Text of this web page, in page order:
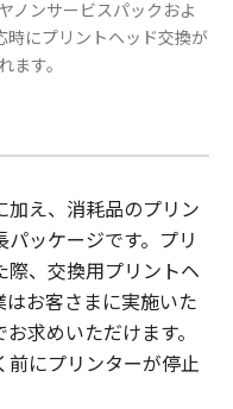
ノンサービスパックおよ
時にプリントヘッド交換が
す。
加え、消耗品のプリン
ッケージです。プリ
際、交換用プリントヘ
お客さまに実施いた
求めいただけます。
前にプリンターが停止